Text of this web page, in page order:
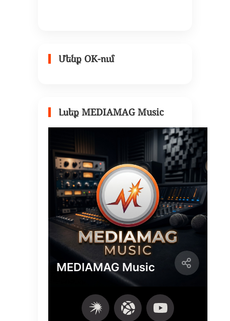
Մենք OK-ում
Լսեք MEDIAMAG Music